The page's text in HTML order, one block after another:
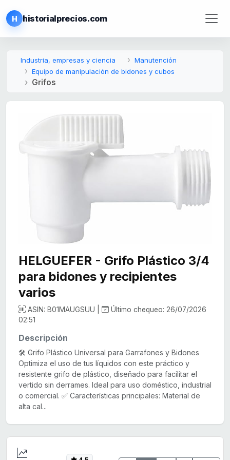
H historialprecios.com
Industria, empresas y ciencia
Manutención
Equipo de manipulación de bidones y cubos
Grifos
HELGUEFER - Grifo Plástico 3/4
para bidones y recipientes
varios
ASIN: B01MAUGSUU |
Último chequeo: 26/07/2026
02:51
Descripción
🛠️ Grifo Plástico Universal para Garrafones y Bidones
Optimiza el uso de tus líquidos con este práctico y
resistente grifo de plástico, diseñado para facilitar el
vertido sin derrames. Ideal para uso doméstico, industrial
o comercial. ✅ Características principales: Material de
alta cal...